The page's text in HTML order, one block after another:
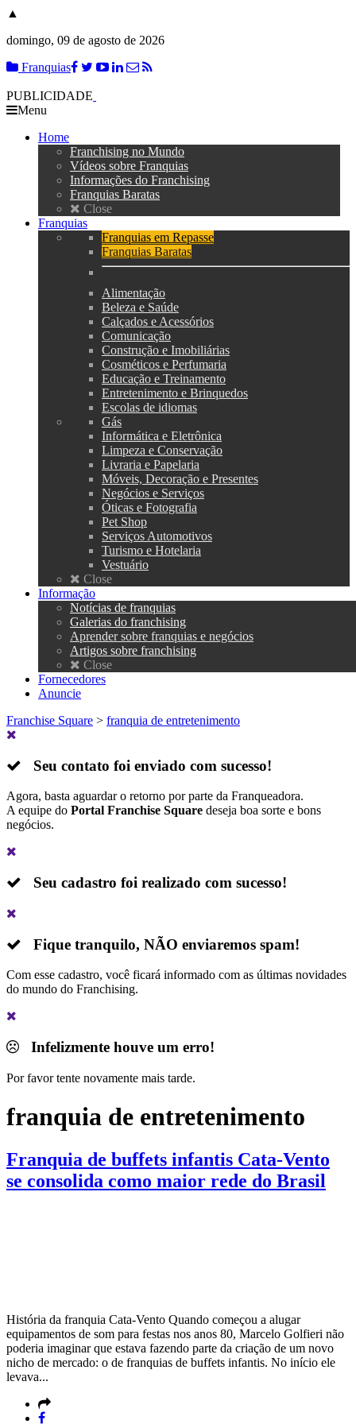
▲
domingo, 09 de agosto de 2026
Franquias
PUBLICIDADE
Menu
Home
Franchising no Mundo
Vídeos sobre Franquias
Informações do Franchising
Franquias Baratas
Close
Franquias
Franquias em Repasse
Franquias Baratas
Alimentação
Beleza e Saúde
Calçados e Acessórios
Comunicação
Construção e Imobiliárias
Cosméticos e Perfumaria
Educação e Treinamento
Entretenimento e Brinquedos
Escolas de idiomas
Gás
Informática e Eletrônica
Limpeza e Conservação
Livraria e Papelaria
Móveis, Decoração e Presentes
Negócios e Serviços
Óticas e Fotografia
Pet Shop
Serviços Automotivos
Turismo e Hotelaria
Vestuário
Close
Informação
Notícias de franquias
Galerias do franchising
Aprender sobre franquias e negócios
Artigos sobre franchising
Close
Fornecedores
Anuncie
Franchise Square > franquia de entretenimento
Seu contato foi enviado com sucesso!
Agora, basta aguardar o retorno por parte da Franqueadora.
A equipe do Portal Franchise Square deseja boa sorte e bons
negócios.
Seu cadastro foi realizado com sucesso!
Fique tranquilo, NÃO enviaremos spam!
Com esse cadastro, você ficará informado com as últimas novidades
do mundo do Franchising.
Infelizmente houve um erro!
Por favor tente novamente mais tarde.
franquia de entretenimento
Franquia de buffets infantis Cata-Vento
se consolida como maior rede do Brasil
História da franquia Cata-Vento Quando começou a alugar
equipamentos de som para festas nos anos 80, Marcelo Golfieri não
poderia imaginar que estava fazendo parte da criação de um novo
nicho de mercado: o de franquias de buffets infantis. No início ele
levava...